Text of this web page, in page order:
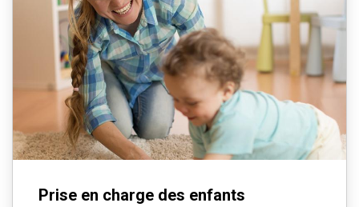
Prise en charge des enfants